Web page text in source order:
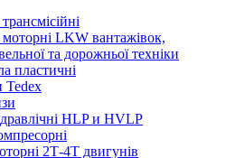
LKW вантажівок,
та дорожньої техніки
пластичні
Tedex
HLP и HVLP
2Т-4Т двигунів